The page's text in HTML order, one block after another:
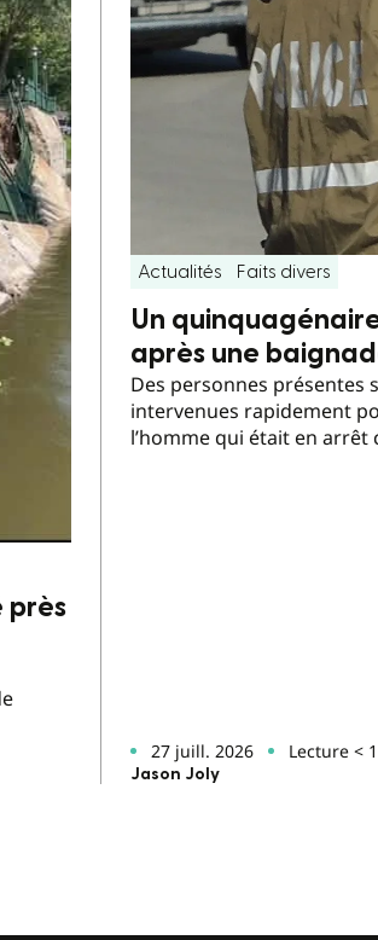
près
Actualités Faits divers
Un
après une
Des personnes présentes
intervenues rapidement
l’homme qui était en
27 juill. 2026 Lecture <
Jason Joly